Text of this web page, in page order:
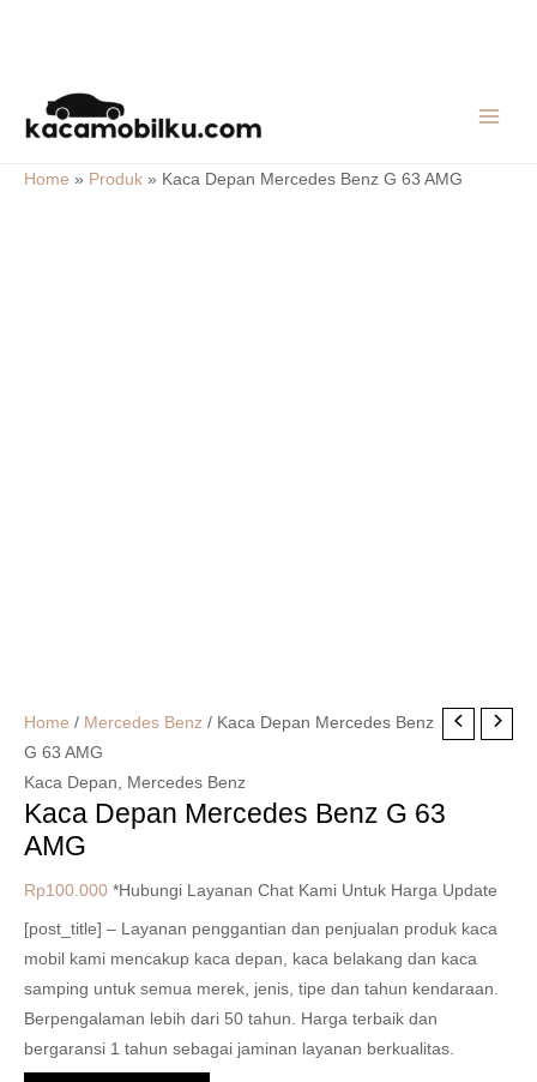
content
Home » Produk » Kaca Depan Mercedes Benz G 63 AMG
Home / Mercedes Benz / Kaca Depan Mercedes Benz
G 63 AMG
Kaca Depan, Mercedes Benz
Kaca Depan Mercedes Benz G 63
AMG
Rp100.000 *Hubungi Layanan Chat Kami Untuk Harga Update
[post_title] – Layanan penggantian dan penjualan produk kaca
mobil kami mencakup kaca depan, kaca belakang dan kaca
samping untuk semua merek, jenis, tipe dan tahun kendaraan.
Berpengalaman lebih dari 50 tahun. Harga terbaik dan
bergaransi 1 tahun sebagai jaminan layanan berkualitas.